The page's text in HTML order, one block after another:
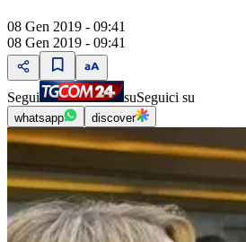
08 Gen 2019 - 09:41
08 Gen 2019 - 09:41
Segui suSeguici su
whatsapp discover